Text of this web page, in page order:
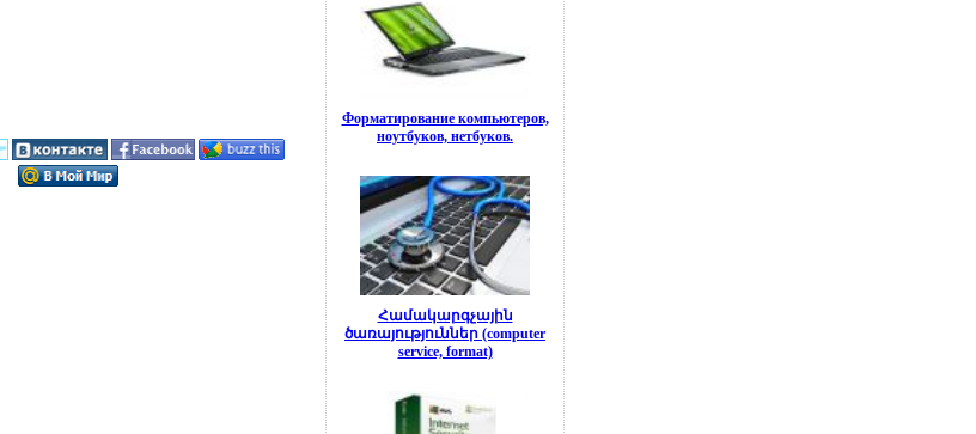
Форматирование компьютеров,
ноутбуков, нетбуков.
Համակարգչային
ծառայություններ (computer
service, format)